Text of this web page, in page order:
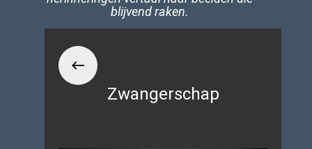
blijvend raken.
Zwangerschap